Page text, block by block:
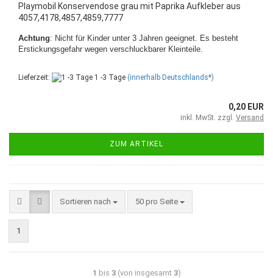
Playmobil Konservendose grau mit Paprika Aufkleber aus
4057,4178,4857,4859,7777
Achtung: Nicht für Kinder unter 3 Jahren geeignet. Es besteht
Erstickungsgefahr wegen verschluckbarer Kleinteile.
Lieferzeit: 1 -3 Tage (innerhalb Deutschlands*)
0,20 EUR
inkl. MwSt. zzgl. Versand
ZUM ARTIKEL
Sortieren nach 50 pro Seite
1
1 bis 3(von insgesamt 3)